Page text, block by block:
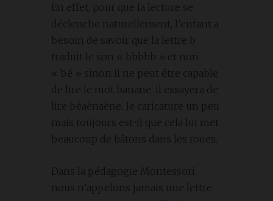
En effet, pour que la lecture se
déclenche naturellement, l’enfant a
besoin de savoir que la lettre b
traduit le son « bbbbb » et non
« bé » sinon il ne peut être capable
de lire le mot banane, il essayera de
lire béaènaène. Je caricature un peu
mais toujours est-il que cela lui met
beaucoup de bâtons dans les roues.
Dans la pédagogie Montessori,
nous n’appelons jamais une lettre